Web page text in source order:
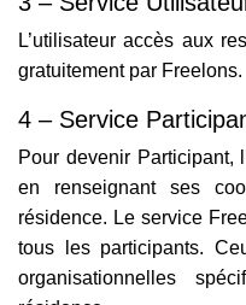
L’utilisateur accès aux
gratuitement par Freelons.
4 – Service
Pour devenir Participant,
en renseignant ses
résidence. Le service
tous les participants.
organisationnelles